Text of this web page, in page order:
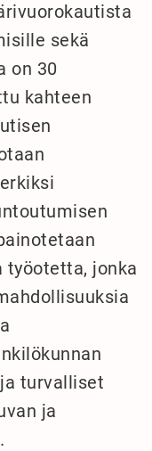
sekä
on 30
kahteen
työotetta, jonka
turvalliset
ja